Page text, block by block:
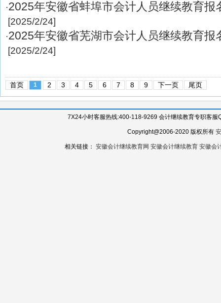
·2025年安徽省蚌埠市会计人员继续教育报
[2025/2/24]
·2025年安徽省芜湖市会计人员继续教育报
[2025/2/24]
首页 1 2 3 4 5 6 7 8 9 下一页 尾页
7X24小时客服热线:400-118-9269 会计继续教育专职客
Copyright@2006-2020 版权所有
相关链接： 安徽会计继续教育网 安徽会计继续教育 安徽会